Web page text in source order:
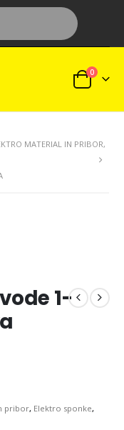
0
MATERIAL IN PRIBOR,
1-
pribor, Elektro sponke,